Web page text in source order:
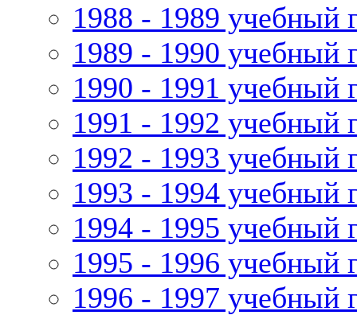
1988 - 1989 учебный
1989 - 1990 учебный
1990 - 1991 учебный
1991 - 1992 учебный
1992 - 1993 учебный
1993 - 1994 учебный
1994 - 1995 учебный
1995 - 1996 учебный
1996 - 1997 учебный